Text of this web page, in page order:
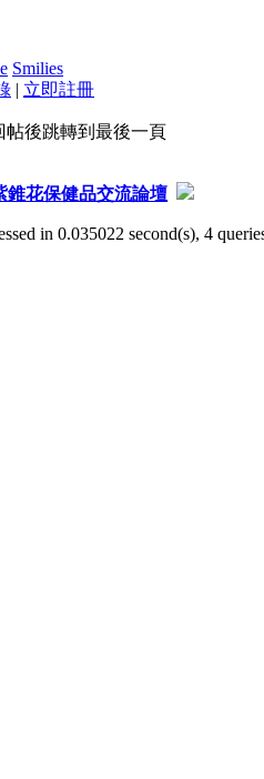
Smilies
| 立即註冊
帖後跳轉到最後一頁
錐花保健品交流論壇
in 0.035022 second(s), 4